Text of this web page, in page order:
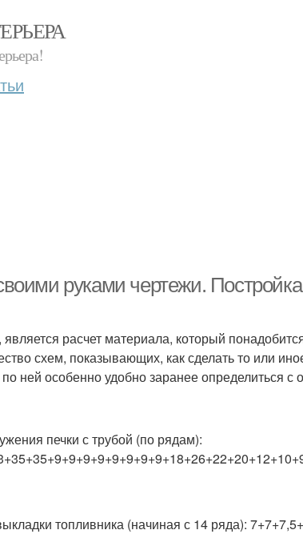
руками чертежи.
расчет материала, который
схем, показывающих, как сделать то или
ней особенно удобно заранее определиться с
печки с трубой (по рядам):
топливника (начиная с 14 ряда):